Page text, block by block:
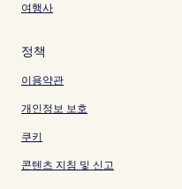
여행사
정책
이용약관
개인정보 보호
쿠키
콘텐츠 지침 및 신고